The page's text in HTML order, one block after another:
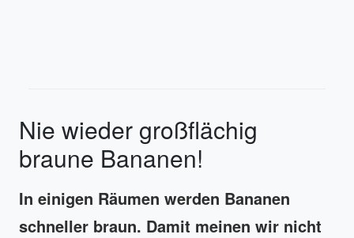
Nie wieder großflächig
braune Bananen!
In einigen Räumen werden Bananen
schneller braun. Damit meinen wir nicht